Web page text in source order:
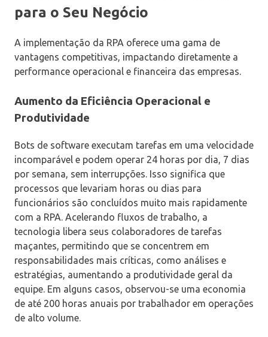
para o Seu Negócio
A implementação da RPA oferece uma gama de
vantagens competitivas, impactando diretamente a
performance operacional e financeira das empresas.
Aumento da Eficiência Operacional e
Produtividade
Bots de software executam tarefas em uma velocidade
incomparável e podem operar 24 horas por dia, 7 dias
por semana, sem interrupções. Isso significa que
processos que levariam horas ou dias para
funcionários são concluídos muito mais rapidamente
com a RPA. Acelerando fluxos de trabalho, a
tecnologia libera seus colaboradores de tarefas
maçantes, permitindo que se concentrem em
responsabilidades mais críticas, como análises e
estratégias, aumentando a produtividade geral da
equipe. Em alguns casos, observou-se uma economia
de até 200 horas anuais por trabalhador em operações
de alto volume.